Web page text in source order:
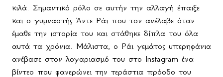
κιλά. Σημαντικό ρόλο σε αυτήν την αλλαγή έπαιξε
και ο γυμναστής Άντε Ράι που τον ανέλαβε όταν
έμαθε την ιστορία του και στάθηκε δίπλα του όλα
αυτά τα χρόνια. Μάλιστα, ο Ράι γεμάτος υπερηφάνια
ανέβασε στον λογαριασμό του στο Instagram ένα
βίντεο που φανερώνει την τεράστια πρόοδο του